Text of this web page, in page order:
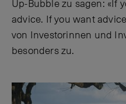
Up-Bubble zu sagen: «If
advice. If you want
von Investorinnen und
besonders zu.